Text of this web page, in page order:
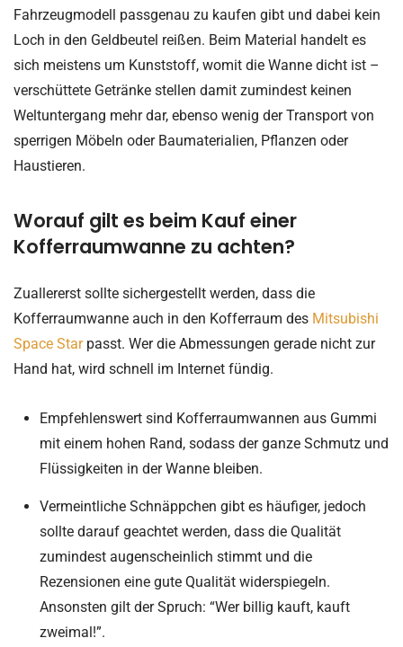
Fahrzeugmodell passgenau zu kaufen gibt und dabei kein
Loch in den Geldbeutel reißen. Beim Material handelt es
sich meistens um Kunststoff, womit die Wanne dicht ist –
verschüttete Getränke stellen damit zumindest keinen
Weltuntergang mehr dar, ebenso wenig der Transport von
sperrigen Möbeln oder Baumaterialien, Pflanzen oder
Haustieren.
Worauf gilt es beim Kauf einer
Kofferraumwanne zu achten?
Zuallererst sollte sichergestellt werden, dass die
Kofferraumwanne auch in den Kofferraum des Mitsubishi
Space Starpasst. Wer die Abmessungen gerade nicht zur
Hand hat, wird schnell im Internet fündig.
Empfehlenswert sind Kofferraumwannen aus Gummi
mit einem hohen Rand, sodass der ganze Schmutz und
Flüssigkeiten in der Wanne bleiben.
Vermeintliche Schnäppchen gibt es häufiger, jedoch
sollte darauf geachtet werden, dass die Qualität
zumindest augenscheinlich stimmt und die
Rezensionen eine gute Qualität widerspiegeln.
Ansonsten gilt der Spruch: “Wer billig kauft, kauft
zweimal!”.